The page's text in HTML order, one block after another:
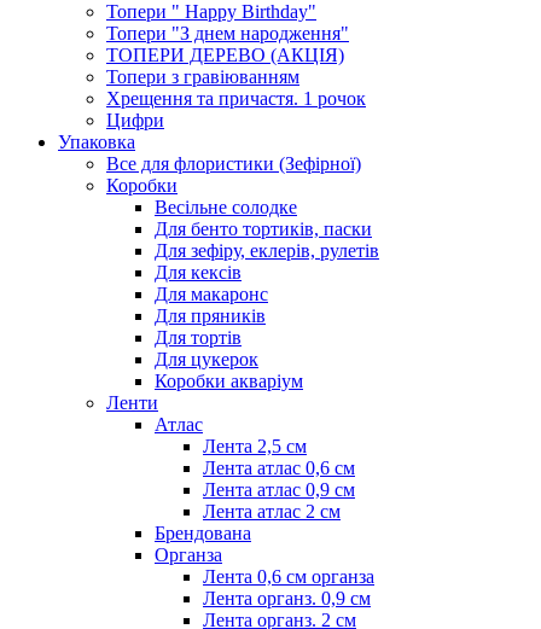
Топери " Happy Birthday"
Топери "З днем народження"
ТОПЕРИ ДЕРЕВО (АКЦІЯ)
Топери з гравіюванням
Хрещення та причастя. 1 рочок
Цифри
Упаковка
Все для флористики (Зефірної)
Коробки
Весільне солодке
Для бенто тортиків, паски
Для зефіру, еклерів, рулетів
Для кексів
Для макаронс
Для пряників
Для тортів
Для цукерок
Коробки акваріум
Ленти
Атлас
Лента 2,5 см
Лента атлас 0,6 см
Лента атлас 0,9 см
Лента атлас 2 см
Брендована
Органза
Лента 0,6 см органза
Лента органз. 0,9 см
Лента органз. 2 см